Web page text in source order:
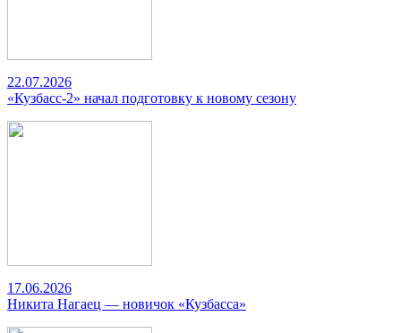
22.07.2026
«Кузбасс-2» начал подготовку к новому сезону
17.06.2026
Никита Нагаец — новичок «Кузбасса»